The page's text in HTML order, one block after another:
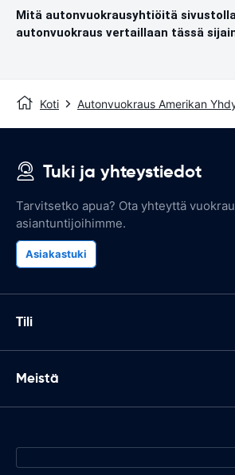
Mitä autonvuokrausyhtiöitä
autonvuokraus vertaillaan tässä
Koti Autonvuokraus Amerikan
Tuki ja yhteystiedot
Tarvitsetko apua? Ota yhteyttä
asiantuntijoihimme.
Asiakastuki
Tili
Meistä